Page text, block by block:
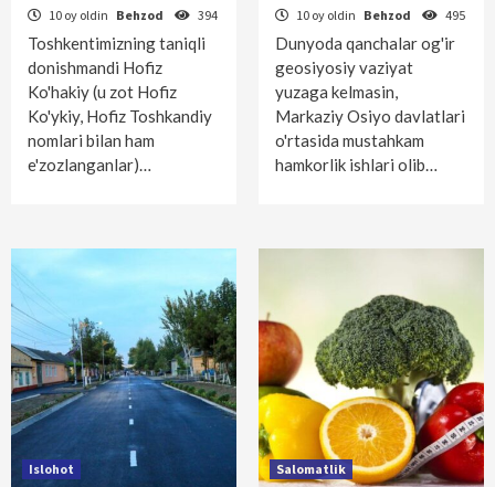
10 oy oldin Behzod 394
Toshkentimizning taniqli
donishmandi Hofiz
Ko'hakiy (u zot Hofiz
Ko'ykiy, Hofiz Toshkandiy
nomlari bilan ham
e'zozlanganlar)…
10 oy oldin Behzod 495
Dunyoda qanchalar og'ir
geosiyosiy vaziyat
yuzaga kelmasin,
Markaziy Osiyo davlatlari
o'rtasida mustahkam
hamkorlik ishlari olib…
Islohot Salomatlik